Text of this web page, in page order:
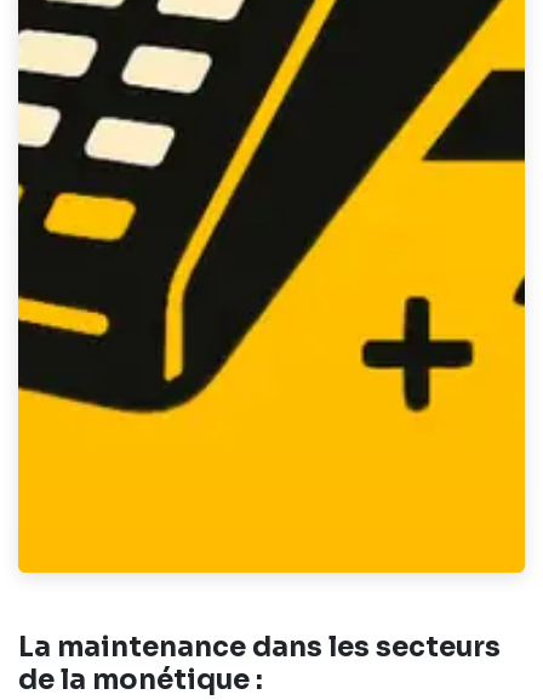
La maintenance dans les secteurs
de la monétique :